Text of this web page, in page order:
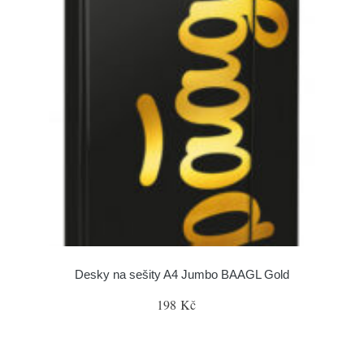
Desky na sešity A4 Jumbo BAAGL Gold
198 Kč